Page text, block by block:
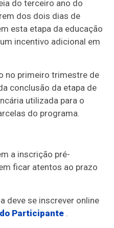
do terceiro ano do
dos dois dias de
esta etapa da educação
incentivo adicional em
no primeiro trimestre de
conclusão da etapa de
utilizada para o
do programa.
a inscrição pré-
ficar atentos ao prazo
deve se inscrever online
Participante .